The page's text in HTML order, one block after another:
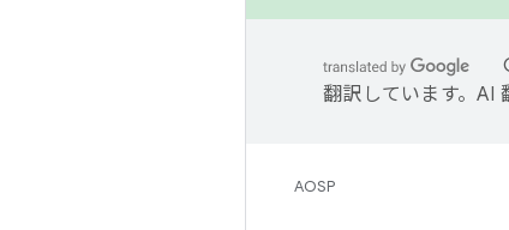
翻訳しています。AI
AOSP